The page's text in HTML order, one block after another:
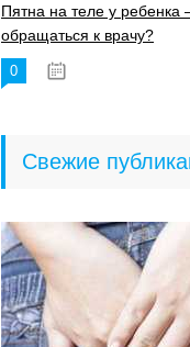
Пятна на теле у ребенка
обращаться к врачу?
0
Свежие